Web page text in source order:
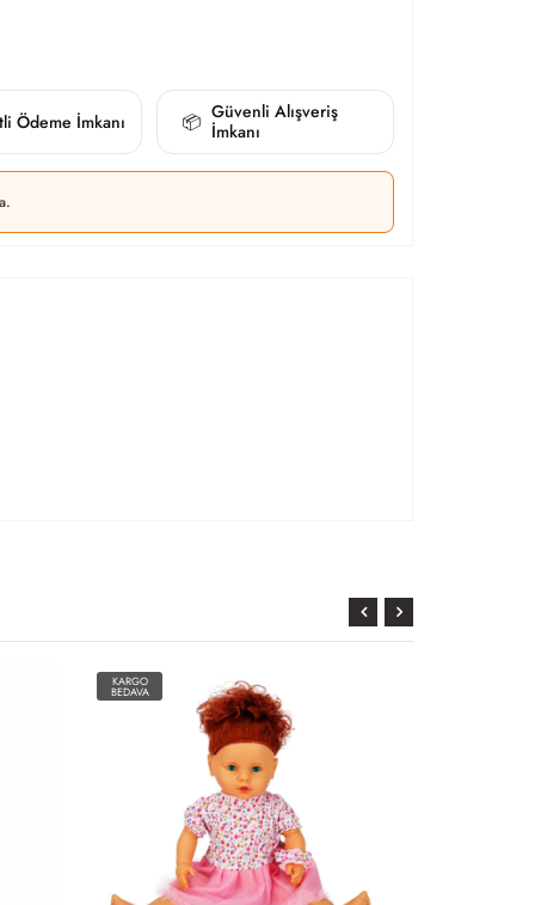
Ödeme İmkanı 📦 Güvenli Alışveriş
İmkanı
KARGO
BEDAVA